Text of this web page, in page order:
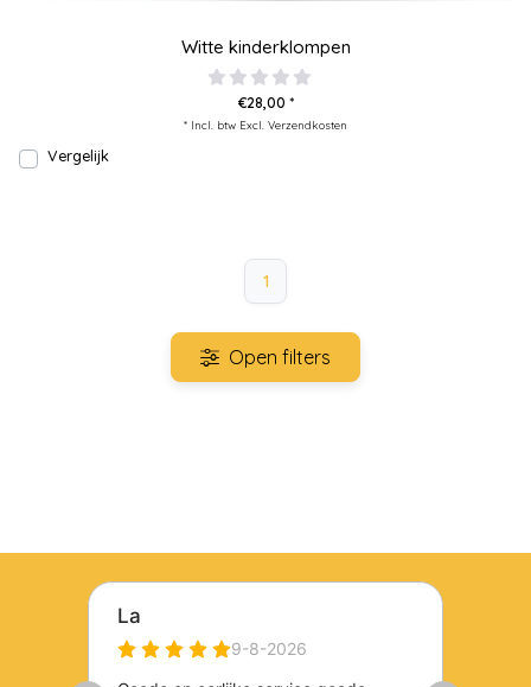
Witte kinderklompen
€28,00 *
* Incl. btw Excl. Verzendkosten
Vergelijk
1
Open filters